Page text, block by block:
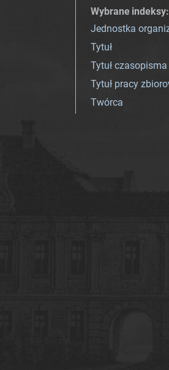
Wybrane indeksy:
Jednostka
Tytuł
Tytuł czasopisma
Tytuł pracy
Twórca